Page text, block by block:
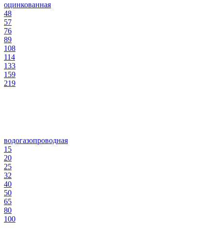
оцинкованная
48
57
76
89
108
114
133
159
219
водогазопроводная
15
20
25
32
40
50
65
80
100